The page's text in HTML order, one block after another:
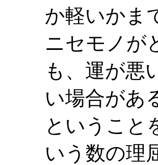
か軽いかま
ニセモノが
も、運が悪
い場合があ
ということ
いう数の理